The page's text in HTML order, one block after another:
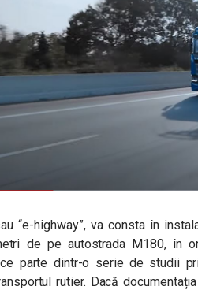
“e-highway”, va consta în
de pe autostrada M180, în
parte dintr-o serie de studii
rutier. Dacă